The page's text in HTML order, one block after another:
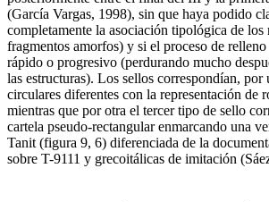
(García Vargas, 1998), sin que haya podido
completamente la asociación tipológica de los
fragmentos amorfos) y si el proceso de
rápido o progresivo (perdurando mucho
las estructuras). Los sellos correspondían, por
circulares diferentes con la representación de
mientras que por otra el tercer tipo de sello
cartela pseudo-rectangular enmarcando una
Tanit (figura 9, 6) diferenciada de la
sobre T-9111 y grecoitálicas de imitación